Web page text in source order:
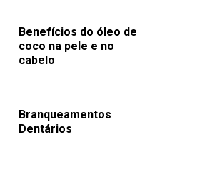
Benefícios do óleo de
coco na pele e no
cabelo
Branqueamentos
Dentários